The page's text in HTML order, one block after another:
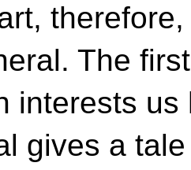
The
interests
gives a